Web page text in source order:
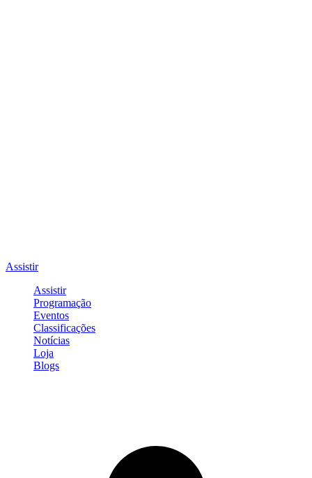
Assistir
Assistir
Programação
Eventos
Classificações
Notícias
Loja
Blogs